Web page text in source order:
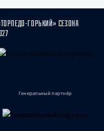
ГОРЬКИЙ» СЕЗОНА
Генеральный партнёр